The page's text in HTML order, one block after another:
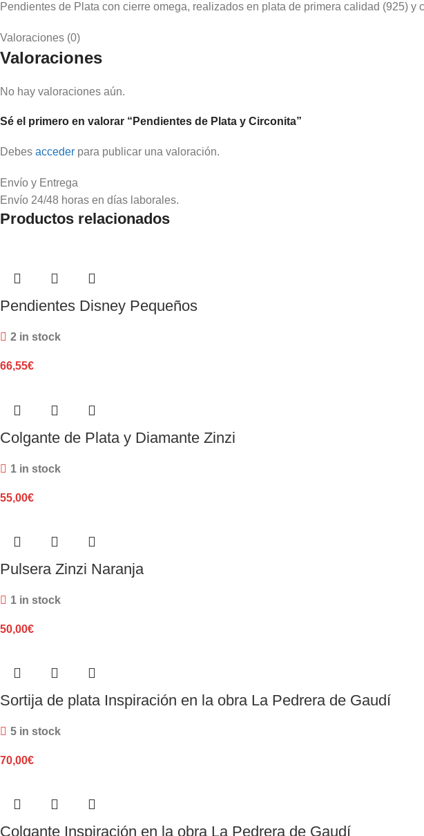
Pendientes de Plata con cierre omega, realizados en plata de primera calidad (925) y
Valoraciones (0)
Valoraciones
No hay valoraciones aún.
Sé el primero en valorar “Pendientes de Plata y Circonita”
Debes acceder para publicar una valoración.
Envío y Entrega
Envío 24/48 horas en días laborales.
Productos relacionados
Pendientes Disney Pequeños
2 in stock
66,55€
Colgante de Plata y Diamante Zinzi
1 in stock
55,00€
Pulsera Zinzi Naranja
1 in stock
50,00€
Sortija de plata Inspiración en la obra La Pedrera de Gaudí
5 in stock
70,00€
Colgante Inspiración en la obra La Pedrera de Gaudí